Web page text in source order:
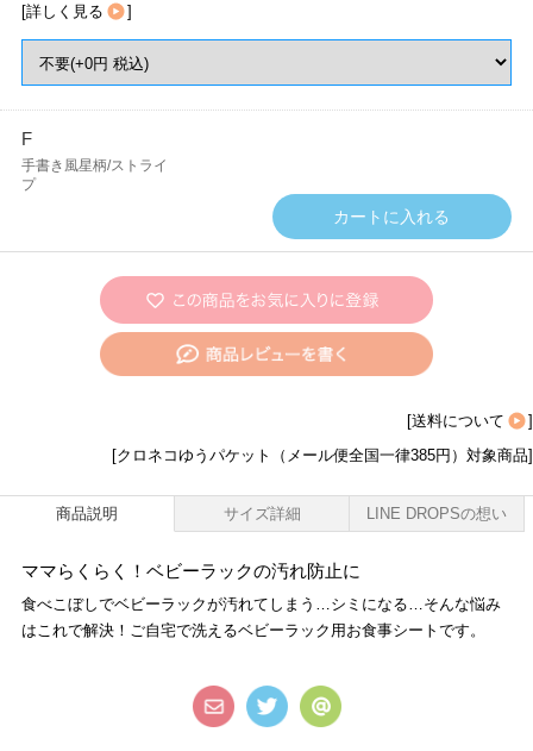
[詳しく見る ]
F
手書き風星柄/ストライ
プ
[送料について
]
[クロネコゆうパケット（メール便全国一律385円）対象商品]
商品説明 サイズ詳細 LINE DROPSの想い
ママらくらく！ベビーラックの汚れ防止に
食べこぼしでベビーラックが汚れてしまう…シミになる…そんな悩み
はこれで解決！ご自宅で洗えるベビーラック用お食事シートです。